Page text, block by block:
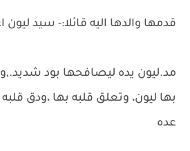
قدمها والدها اليه قائلا:- سيد ليون
مد.ليون يده ليصافحها بود
بها ليون، وتعلق قلبه بها ،ودق
عده